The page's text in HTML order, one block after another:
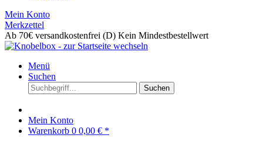
Mein Konto
Merkzettel
Ab 70€ versandkostenfrei (D) Kein Mindestbestellwert
Menü
Suchen
Suchen
Mein Konto
Warenkorb 0 0,00 € *